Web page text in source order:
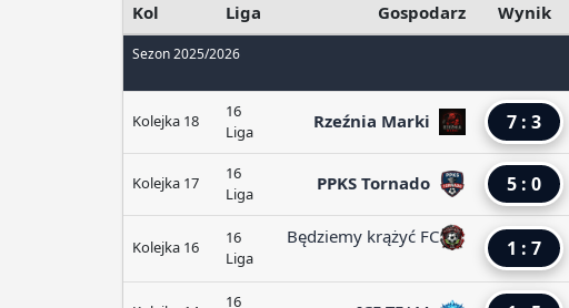
Kol Liga Gospodarz Wynik
Sezon 2025/2026
Kolejka 18
16
Liga
Rzeźnia Marki 7 : 3
Kolejka 17
16
Liga
PPKS Tornado 5 : 0
Kolejka 16
16
Liga
Będziemy krążyć FC 1 : 7
16